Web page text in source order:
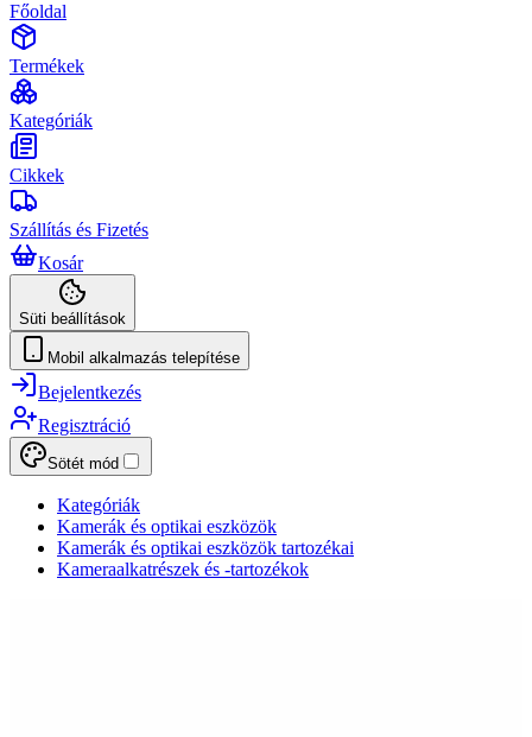
Főoldal
Termékek
Kategóriák
Cikkek
Szállítás és Fizetés
Kosár
Süti beállítások
Mobil alkalmazás telepítése
Bejelentkezés
Regisztráció
Sötét mód
Kategóriák
Kamerák és optikai eszközök
Kamerák és optikai eszközök tartozékai
Kameraalkatrészek és -tartozékok